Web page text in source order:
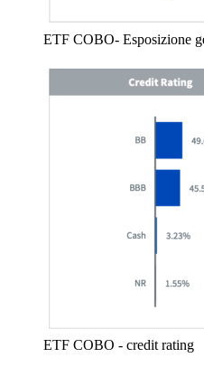
ETF COBO- Esposizione
ETF COBO - credit rating